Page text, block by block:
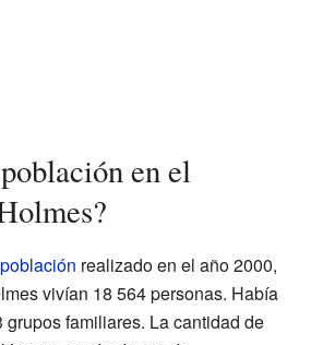
en el
realizado en el año 2000,
vivían 18 564 personas. Había
familiares. La cantidad de